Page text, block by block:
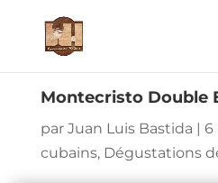
Montecristo Double
par Juan Luis Bastida | 6
cubains, Dégustations